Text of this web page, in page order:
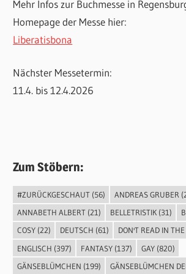
Mehr Infos zur Buchmesse in
Homepage der Messe hier:
Liberatisbona
Nächster Messetermin:
11.4. bis 12.4.2026
Zum Stöbern:
#ZURÜCKGESCHAUT(56) ANDREAS GRUBER
ANNABETH ALBERT(21) BELLETRISTIK(31)
COSY(22) DEUTSCH (61) DON'T READ IN THE
ENGLISCH (397) FANTASY(137) GAY(820)
GÄNSEBLÜMCHEN (199) GÄNSEBLÜMCHEN